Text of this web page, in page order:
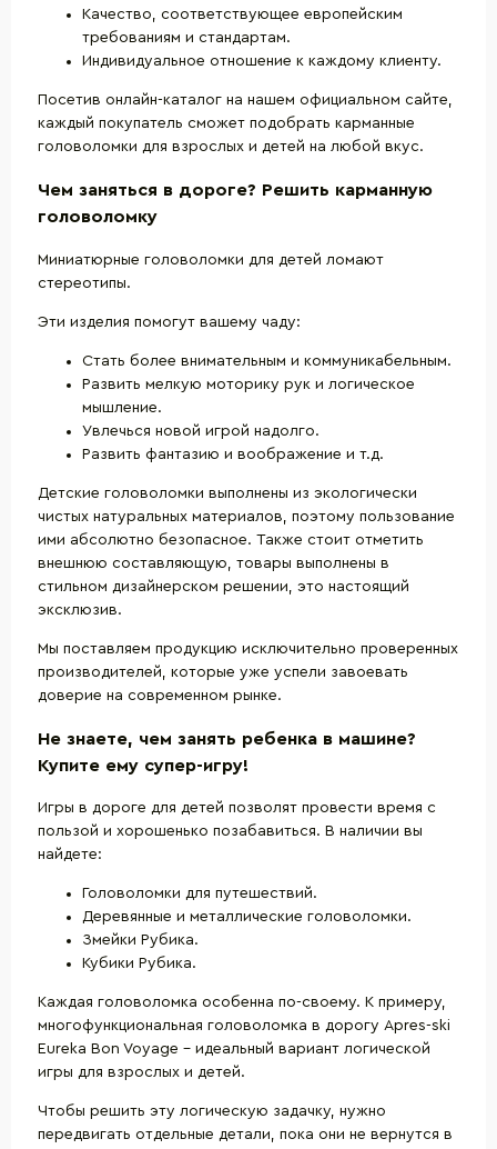
Качество, соответствующее европейским
требованиям и стандартам.
Индивидуальное отношение к каждому клиенту.
Посетив онлайн-каталог на нашем официальном сайте,
каждый покупатель сможет подобрать карманные
головоломки для взрослых и детей на любой вкус.
Чем заняться в дороге? Решить карманную
головоломку
Миниатюрные головоломки для детей ломают
стереотипы.
Эти изделия помогут вашему чаду:
Стать более внимательным и коммуникабельным.
Развить мелкую моторику рук и логическое
мышление.
Увлечься новой игрой надолго.
Развить фантазию и воображение и т.д.
Детские головоломки выполнены из экологически
чистых натуральных материалов, поэтому пользование
ими абсолютно безопасное. Также стоит отметить
внешнюю составляющую, товары выполнены в
стильном дизайнерском решении, это настоящий
эксклюзив.
Мы поставляем продукцию исключительно проверенных
производителей, которые уже успели завоевать
доверие на современном рынке.
Не знаете, чем занять ребенка в машине?
Купите ему супер-игру!
Игры в дороге для детей позволят провести время с
пользой и хорошенько позабавиться. В наличии вы
найдете:
Головоломки для путешествий.
Деревянные и металлические головоломки.
Змейки Рубика.
Кубики Рубика.
Каждая головоломка особенна по-своему. К примеру,
многофункциональная головоломка в дорогу Apres-ski
Eureka Bon Voyage – идеальный вариант логической
игры для взрослых и детей.
Чтобы решить эту логическую задачку, нужно
передвигать отдельные детали, пока они не вернутся в